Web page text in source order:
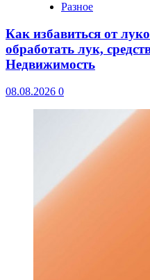
Разное
Как избавиться от
обработать лук,
Недвижимость
08.08.2026 0